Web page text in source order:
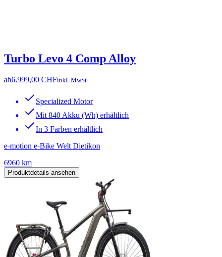
Turbo Levo 4 Comp Alloy
ab6.999,00 CHFinkl. MwSt
Specialized Motor
Mit 840 Akku (Wh) erhältlich
In 3 Farben erhältlich
e-motion e-Bike Welt Dietikon
6960 km
Produktdetails ansehen